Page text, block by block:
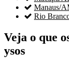
 Manaus/
 Rio
Veja o que
ysos